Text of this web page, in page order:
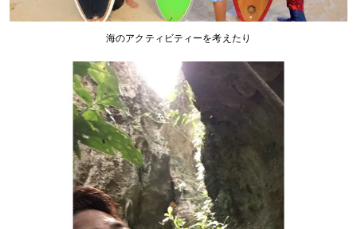
海のアクティビティーを考えたり